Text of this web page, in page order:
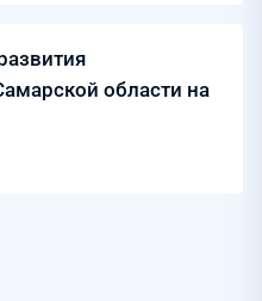
области на